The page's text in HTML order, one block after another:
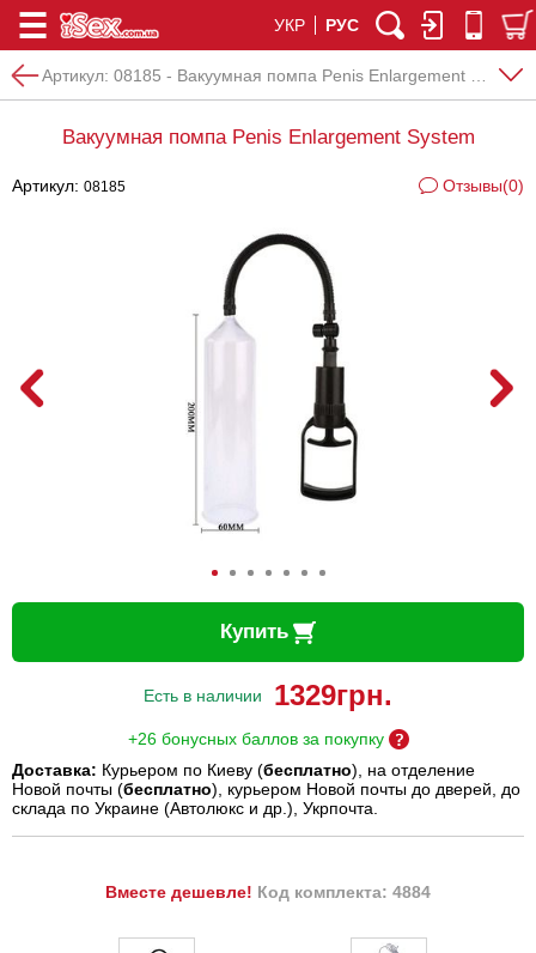
УКР РУС
Артикул: 08185 - Вакуумная помпа Penis Enlargement System
Вакуумная помпа Penis Enlargement System
Артикул: 08185 Отзывы(0)
Купить
Есть в наличии 1329грн.
+26 бонусных баллов за покупку
Доставка: Курьером по Киеву (бесплатно), на отделение
Новой почты (бесплатно), курьером Новой почты до дверей, до
склада по Украине (Автолюкс и др.), Укрпочта.
Вместе дешевле! Код комплекта: 4884